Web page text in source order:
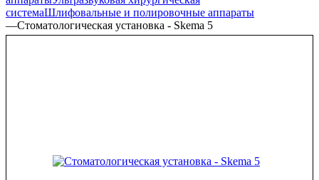
системаШлифовальные и полировочные аппараты
—Стоматологическая установка - Skema 5